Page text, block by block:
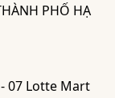
PHỐ HẠ
07 Lotte Mart